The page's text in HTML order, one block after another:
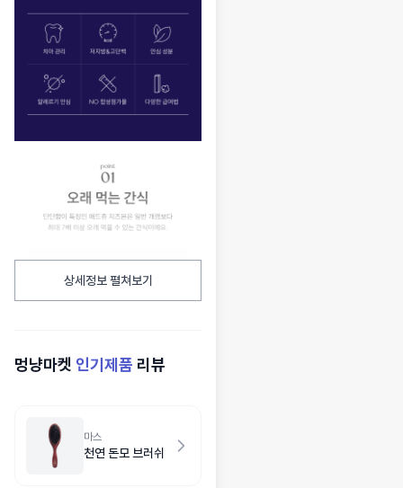
상세정보 펼쳐보기
멍냥마켓 인기제품 리뷰
마스
천연 돈모 브러쉬